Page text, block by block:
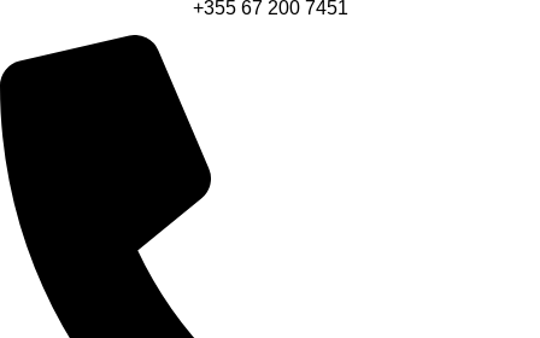
+355 67 200 7451